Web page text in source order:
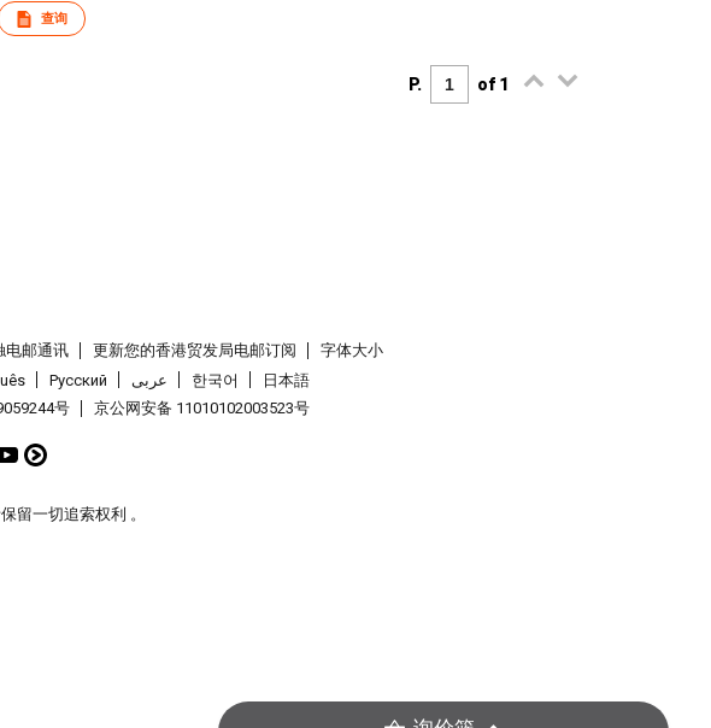
查询
P. of 1
电邮通讯 更新您的香港贸发局电邮订阅
字体大小
Pусский عربى 한국어
日本語
号 京公网安备 11010102003523号
留一切追索权利 。